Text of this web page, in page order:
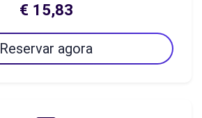
€ 15,83
Reservar agora